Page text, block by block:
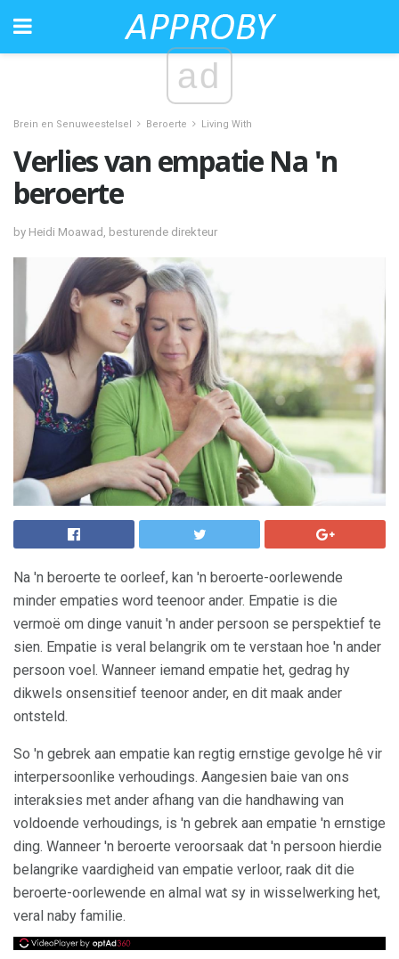
ad
Brein en Senuweestelsel Beroerte Living With
Verlies van empatie Na 'n
beroerte
by Heidi Moawad, besturende direkteur
Na 'n beroerte te oorleef, kan 'n beroerte-oorlewende
minder empaties word teenoor ander. Empatie is die
vermoë om dinge vanuit 'n ander persoon se perspektief te
sien. Empatie is veral belangrik om te verstaan ​​hoe 'n ander
persoon voel. Wanneer iemand empatie het, gedrag hy
dikwels onsensitief teenoor ander, en dit maak ander
ontsteld.
So 'n gebrek aan empatie kan regtig ernstige gevolge hê vir
interpersoonlike verhoudings. Aangesien baie van ons
interaksies met ander afhang van die handhawing van
voldoende verhoudings, is 'n gebrek aan empatie 'n ernstige
ding. Wanneer 'n beroerte veroorsaak dat 'n persoon hierdie
belangrike vaardigheid van empatie verloor, raak dit die
beroerte-oorlewende en almal wat sy in wisselwerking het,
veral naby familie.